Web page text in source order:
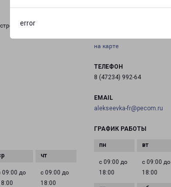
errorулица
09:00 до
с 09:00 до
18:00
на карте
ТЕЛЕФОН
8 (47234) 992-64
EMAIL
alekseevka-fr@pecom.ru
ГРАФИК РАБОТЫ
с 09:00 до
18:00
с 09:00 до
18:00